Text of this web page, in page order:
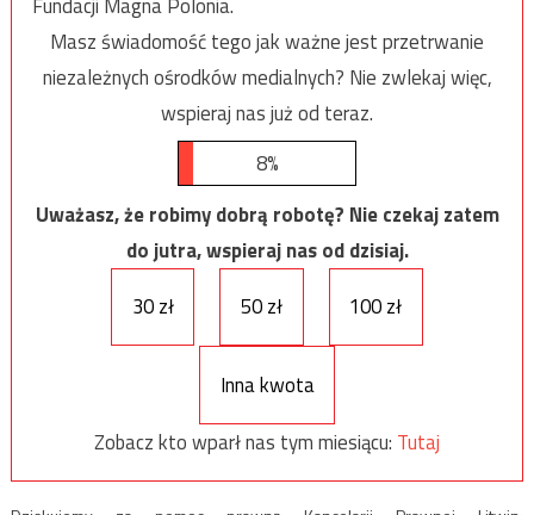
Masz świadomość tego jak ważne jest przetrwanie
niezależnych ośrodków medialnych? Nie zwlekaj więc,
wspieraj nas już od teraz.
8%
Uważasz, że robimy dobrą robotę? Nie czekaj zatem
do jutra, wspieraj nas od dzisiaj.
30 zł
50 zł 100 zł
Inna kwota
Zobacz kto wparł nas tym miesiącu: Tutaj